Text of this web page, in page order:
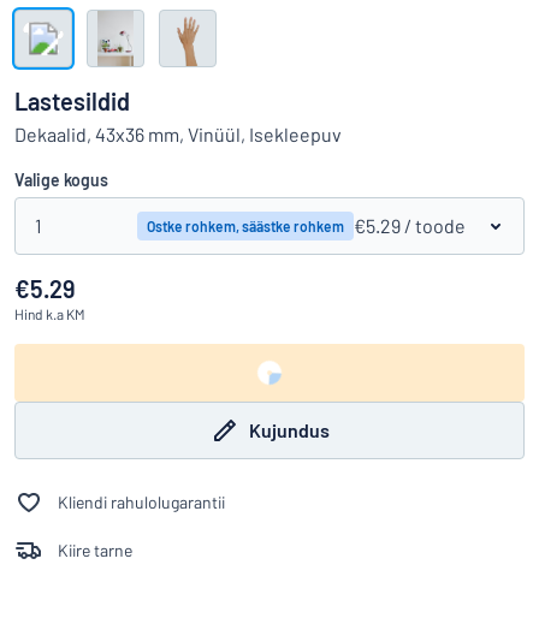
Te ei leia, mida otsite? Alustage oma sildi kujundamist
Kuva kõik kategooriad
Logige
sisse
Klienditeenindus
Eraklient
Äriklient
Lastesildid
Dekaalid, 43x36 mm, Vinüül, Isekleepuv
Valige kogus
1 Ostke rohkem, säästke rohkem €5.29 / toode
€5.29
Hind k.a KM
Kujundus
Kliendi rahulolugarantii
Kiire tarne